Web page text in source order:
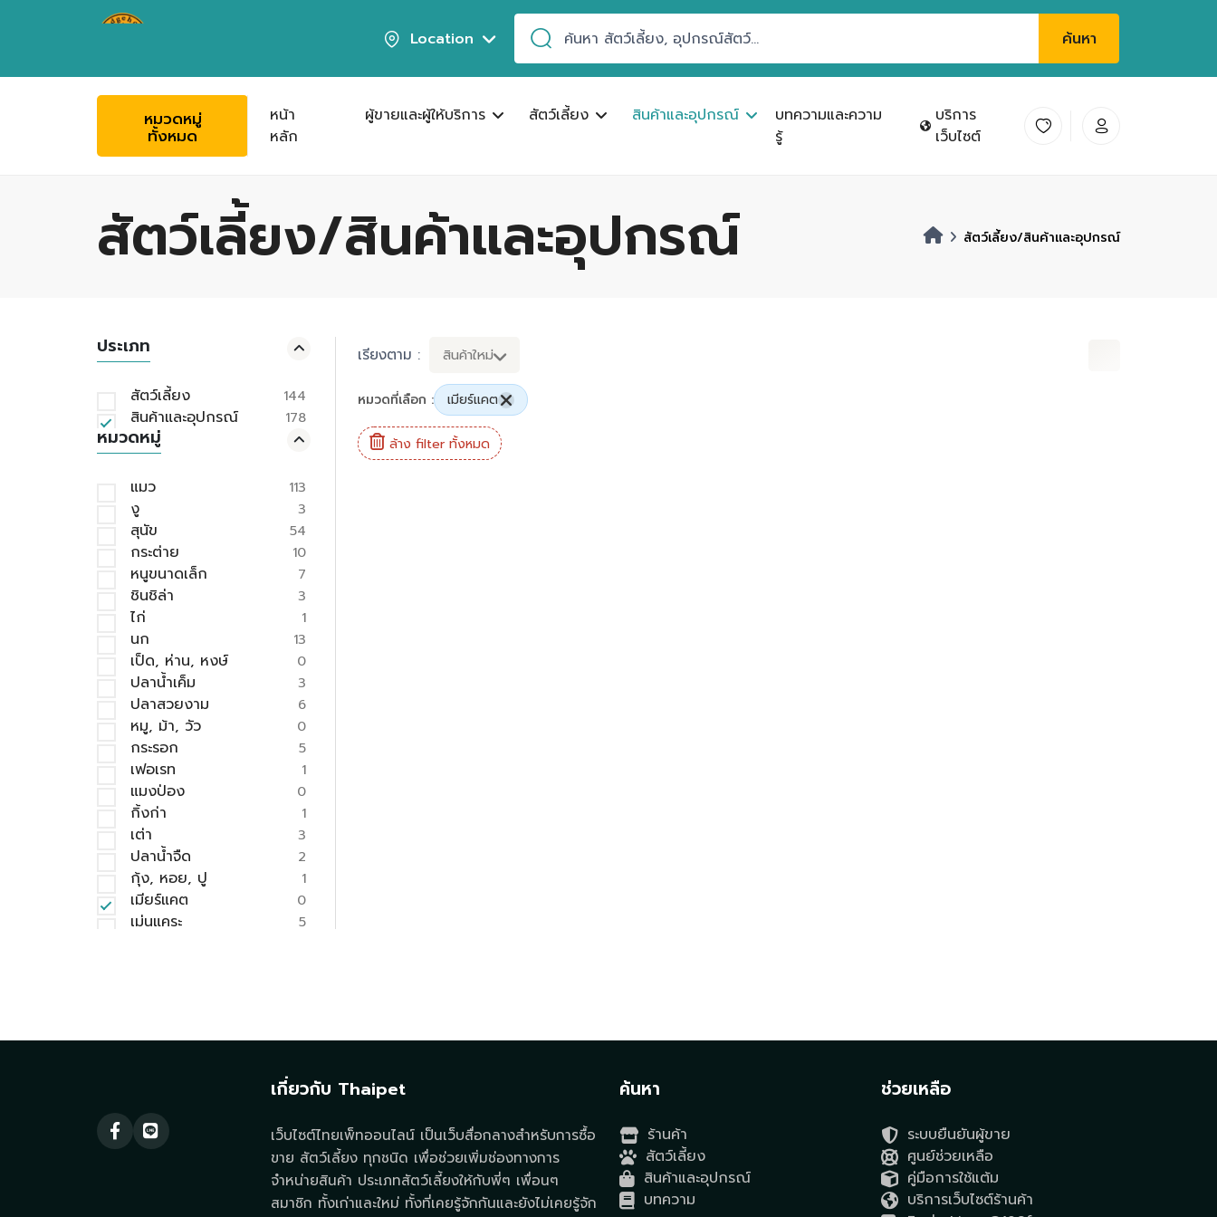
Location ค้นหา
หมวดหมู่
ทั้งหมด
หน้า
หลัก
ผู้ขายและผู้ให้บริการ สัตว์เลี้ยง สินค้าและอุปกรณ์
บทความและความ
รู้
บริการ
เว็บไซต์
สัตว์เลี้ยง/สินค้าและอุปกรณ์ สัตว์เลี้ยง/สินค้าและอุปกรณ์
ประเภท
สัตว์เลี้ยง 144
สินค้าและอุปกรณ์ 178
หมวดหมู่
แมว 113
งู 3
สุนัข 54
กระต่าย 10
หนูขนาดเล็ก 7
ชินชิล่า 3
ไก่ 1
นก 13
เป็ด, ห่าน, หงษ์ 0
ปลาน้ำเค็ม 3
ปลาสวยงาม 6
หมู, ม้า, วัว 0
กระรอก 5
เฟอเรท 1
แมงป่อง 0
กิ้งก่า 1
เต่า 3
ปลาน้ำจืด 2
กุ้ง, หอย, ปู 1
เมียร์แคต 0
เม่นแคระ 5
0
หนอน, ดักแด้
ไอโซพอด 0
9
0
0
เรียงตาม : สินค้าใหม่
หมวดที่เลือก : เมียร์แคต
ล้าง filter ทั้งหมด
เกี่ยวกับ Thaipet
เว็บไซต์ไทยเพ็ทออนไลน์ เป็นเว็บสื่อกลางสำหรับการซื้อ
ขาย สัตว์เลี้ยง ทุกชนิด เพื่อช่วยเพิ่มช่องทางการ
จำหน่ายสินค้า ประเภทสัตว์เลี้ยงให้กับพี่ๆ เพื่อนๆ
สมาชิก ทั้งเก่าและใหม่ ทั้งที่เคยรู้จักกันและยังไม่เคยรู้จัก
ค้นหา
ร้านค้า
สัตว์เลี้ยง
สินค้าและอุปกรณ์
บทความ
ช่วยเหลือ
ระบบยืนยันผู้ขาย
ศูนย์ช่วยเหลือ
คู่มือการใช้แต้ม
บริการเว็บไซต์ร้านค้า